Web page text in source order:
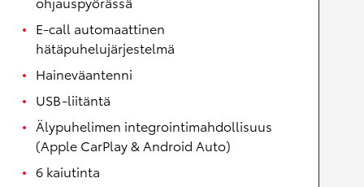
E-call automaattinen
hätäpuhelujärjestelmä
Haineväantenni
USB-liitäntä
Älypuhelimen integrointimahdollisuus
(Apple CarPlay & Android Auto)
6 kaiutinta